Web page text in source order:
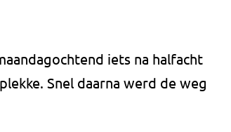
iets na halfacht
Snel daarna werd de weg